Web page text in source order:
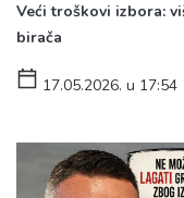
Veći troškovi izbora:
birača
17.05.2026. u 17:54